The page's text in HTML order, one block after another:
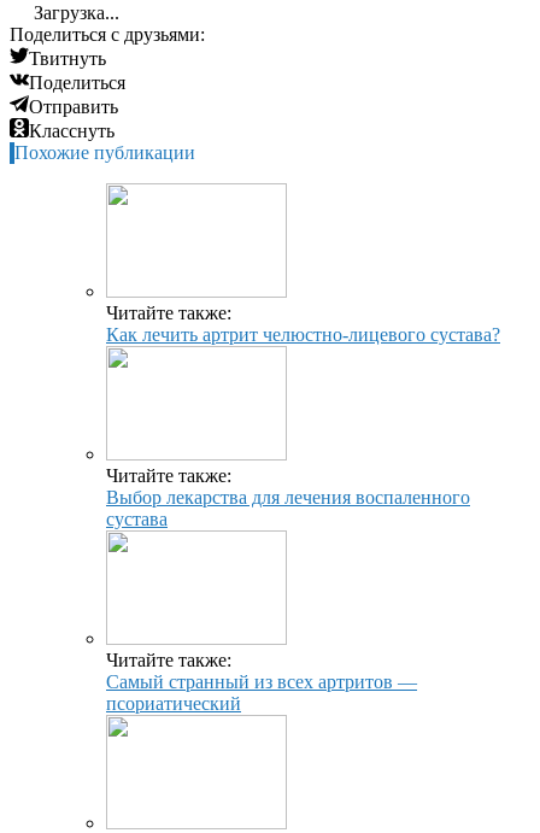
Загрузка...
Поделиться с друзьями:
Твитнуть
Поделиться
Отправить
Класснуть
Похожие публикации
Читайте также:
Как лечить артрит челюстно-лицевого сустава?
Читайте также:
Выбор лекарства для лечения воспаленного
сустава
Читайте также:
Самый странный из всех артритов —
псориатический